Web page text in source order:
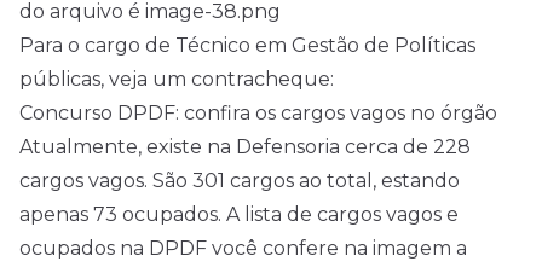
Para o cargo de Técnico em Gestão de Políticas
públicas, veja um contracheque:
Concurso DPDF: confira os cargos vagos no órgão
Atualmente, existe na Defensoria cerca de 228
cargos vagos. São 301 cargos ao total, estando
apenas 73 ocupados. A lista de cargos vagos e
ocupados na DPDF você confere na imagem a